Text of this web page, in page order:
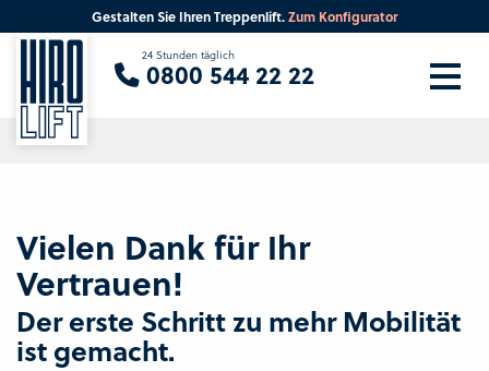
Vielen Dank für Ihr
Vertrauen!
Der erste Schritt zu mehr Mobilität
ist gemacht.
Gestalten Sie Ihren Treppenlift.Zum Konfigurator
24 Stunden täglich
0800 544 22 22
Sie suchen eine Beratung vor Ort?
Ihre PLZ Beratung